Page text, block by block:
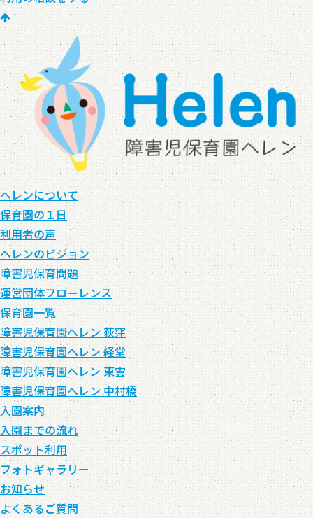
ヘレンについて
保育園の１日
利用者の声
ヘレンのビジョン
障害児保育問題
運営団体フローレンス
保育園一覧
障害児保育園ヘレン 荻窪
障害児保育園ヘレン 経堂
障害児保育園ヘレン 東雲
障害児保育園ヘレン 中村橋
入園案内
入園までの流れ
スポット利用
フォトギャラリー
お知らせ
よくあるご質問